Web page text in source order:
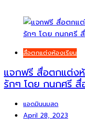
สื่อตกแต่งห้องเรียน
แจกฟรี สื่อตกแต่งห้
รักๆ โดย กนกศรี สื่
แอดมินนมสด
April 28, 2023